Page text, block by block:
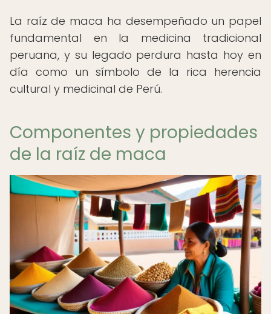
La raíz de maca ha desempeñado un papel
fundamental en la medicina tradicional
peruana, y su legado perdura hasta hoy en
día como un símbolo de la rica herencia
cultural y medicinal de Perú.
Componentes y propiedades
de la raíz de maca